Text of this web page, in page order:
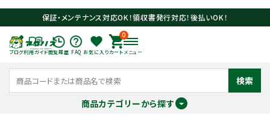
保証・メンテナンス対応OK！領収書発行対応！後払いOK！
ブログ利用ガイド閲覧履歴 FAQ お気に入り
0
カート メニュー
検索
商品カテゴリーから探す